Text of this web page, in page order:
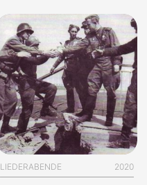
LIEDERABENDE 2020